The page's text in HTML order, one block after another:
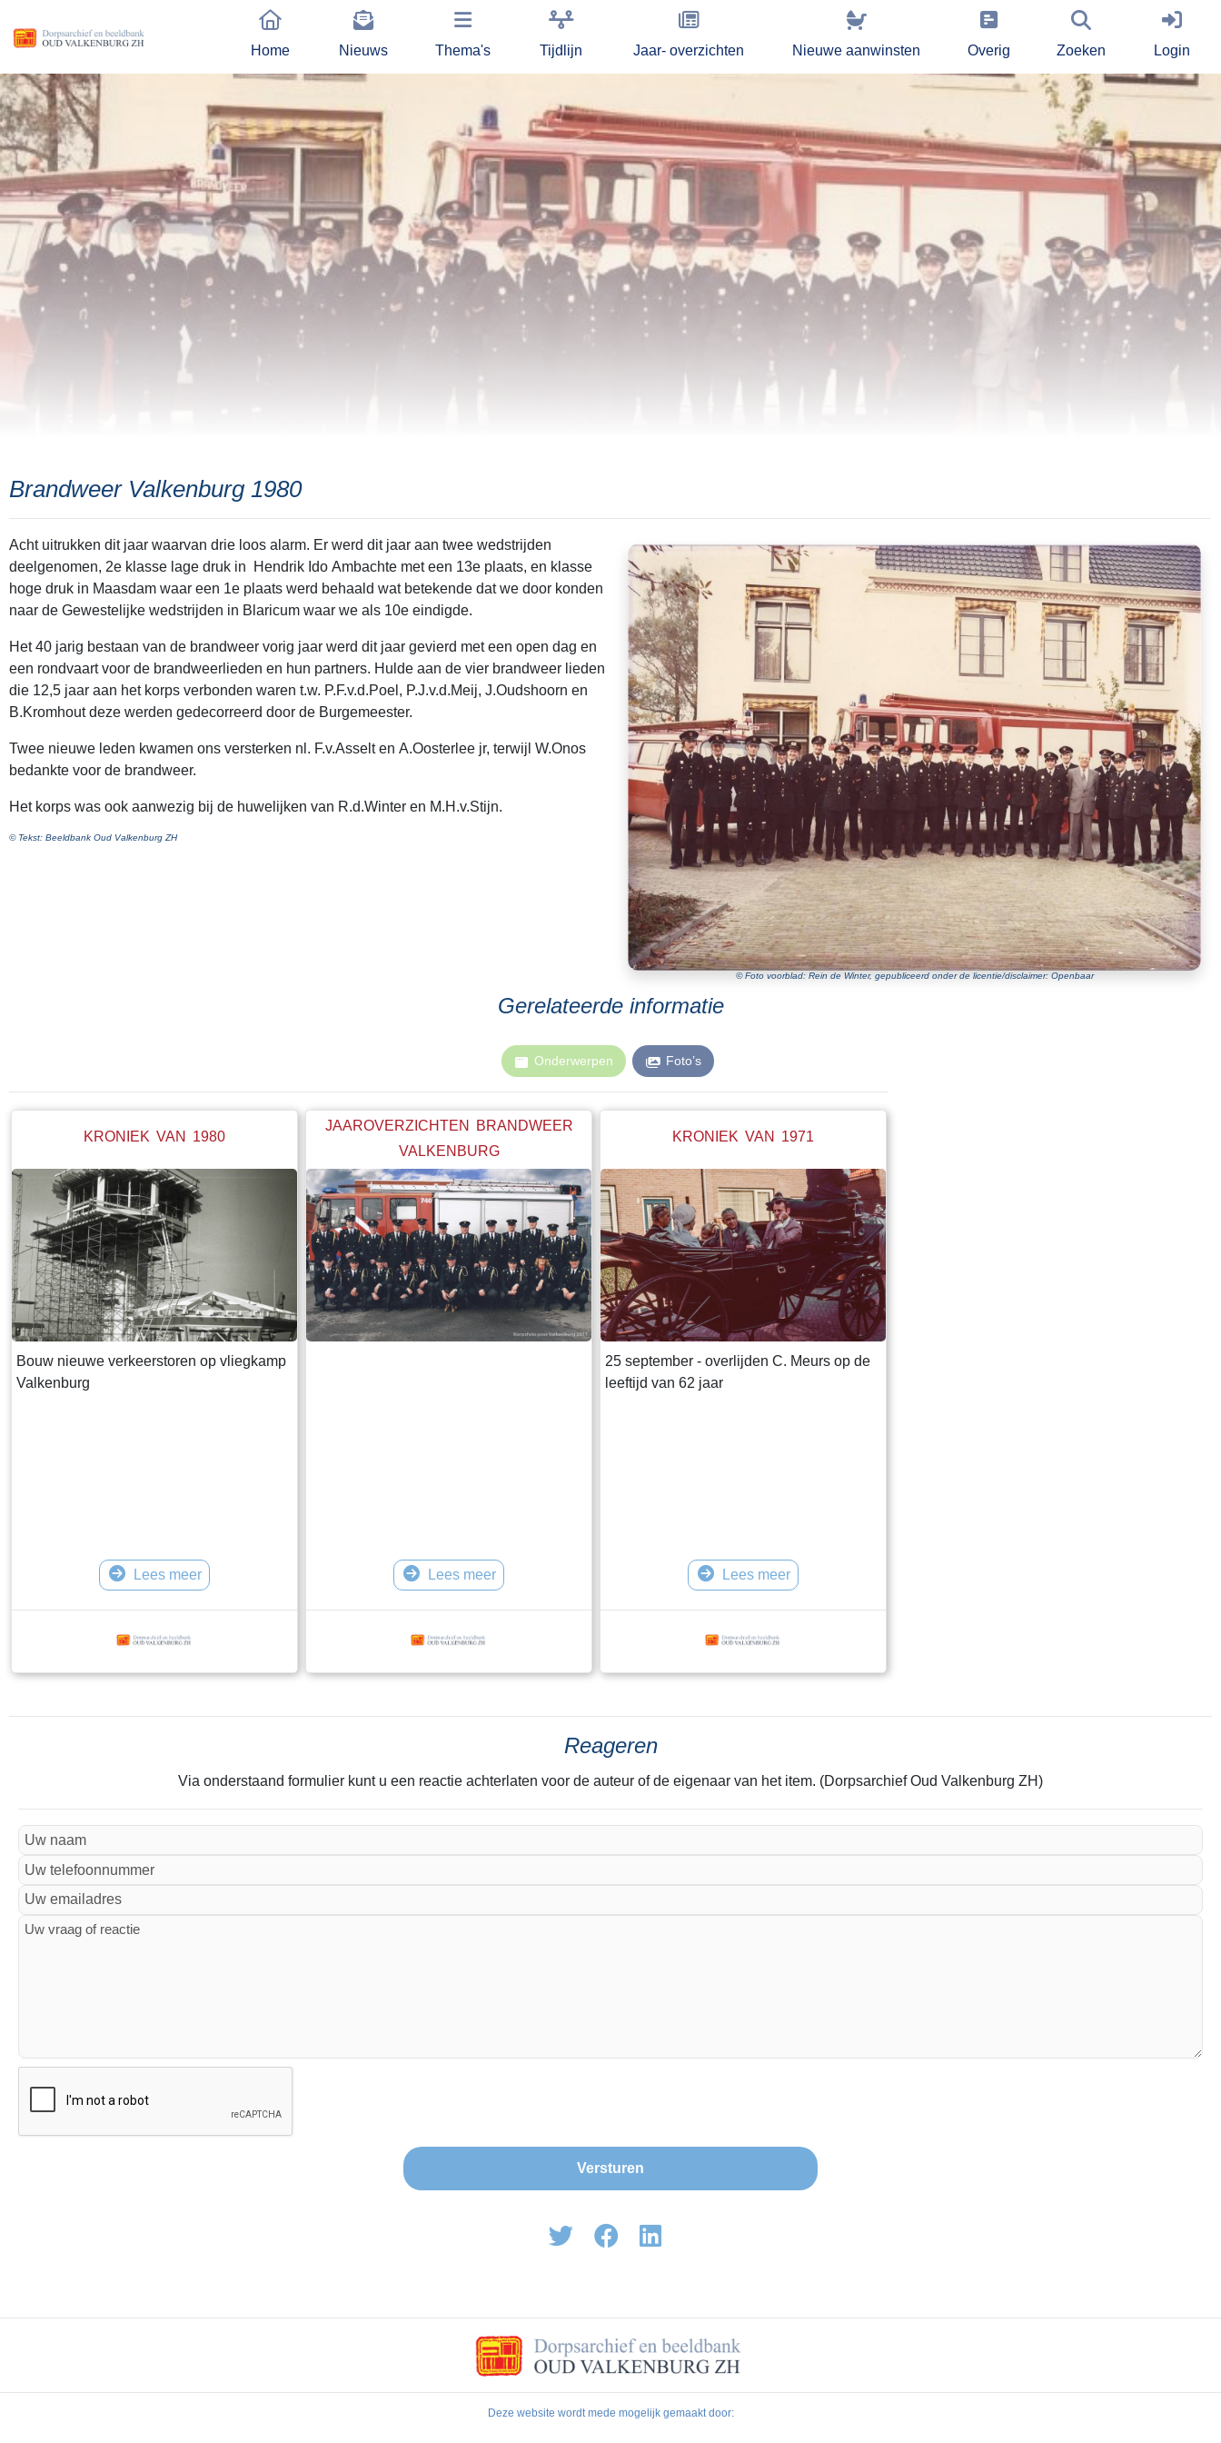
Home Nieuws Thema's Tijdlijn Jaar- overzichten Nieuwe aanwinsten Overig Zoeken Login
Brandweer Valkenburg 1980
© Foto voorblad: Rein de Winter, gepubliceerd onder de licentie/disclaimer: Openbaar
Acht uitrukken dit jaar waarvan drie loos alarm. Er werd dit jaar aan twee wedstrijden
deelgenomen, 2e klasse lage druk in Hendrik Ido Ambachte met een 13e plaats, en klasse
hoge druk in Maasdam waar een 1e plaats werd behaald wat betekende dat we door konden
naar de Gewestelijke wedstrijden in Blaricum waar we als 10e eindigde.
Het 40 jarig bestaan van de brandweer vorig jaar werd dit jaar gevierd met een open dag en
een rondvaart voor de brandweerlieden en hun partners. Hulde aan de vier brandweer lieden
die 12,5 jaar aan het korps verbonden waren t.w. P.F.v.d.Poel, P.J.v.d.Meij, J.Oudshoorn en
B.Kromhout deze werden gedecorreerd door de Burgemeester.
Twee nieuwe leden kwamen ons versterken nl. F.v.Asselt en A.Oosterlee jr, terwijl W.Onos
bedankte voor de brandweer.
Het korps was ook aanwezig bij de huwelijken van R.d.Winter en M.H.v.Stijn.
© Tekst: Beeldbank Oud Valkenburg ZH
Gerelateerde informatie
Onderwerpen Foto’s
KRONIEK VAN 1980
Bouw nieuwe verkeerstoren op vliegkamp
Valkenburg
Lees meer
JAAROVERZICHTEN BRANDWEER
VALKENBURG
Lees meer
KRONIEK VAN 1971
25 september - overlijden C. Meurs op de
leeftijd van 62 jaar
Lees meer
Reageren
Via onderstaand formulier kunt u een reactie achterlaten voor de auteur of de eigenaar van het item. (Dorpsarchief Oud Valkenburg ZH)
Deze website wordt mede mogelijk gemaakt door: